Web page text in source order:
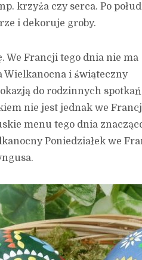
krzyża czy serca. Po
i dekoruje groby.
We Francji tego dnia nie ma
Wielkanocna i świąteczny
do rodzinnych
nie jest jednak we
menu tego dnia
Poniedziałek we